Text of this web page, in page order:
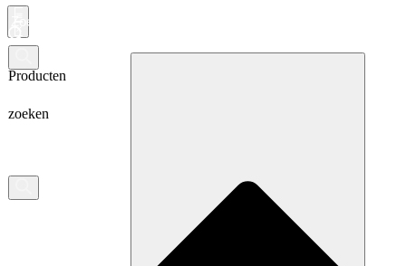
Producten
zoeken